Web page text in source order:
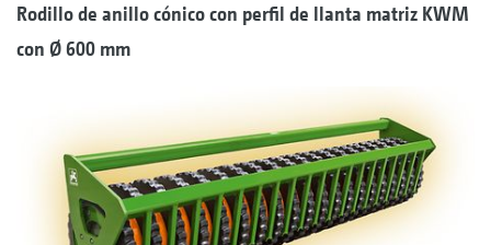
Rodillo de anillo cónico con perfil de llanta matriz KWM
con Ø600 mm